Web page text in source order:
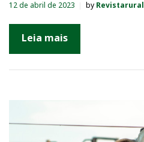
12 de abril de 2023 by Revistarural
Leia mais